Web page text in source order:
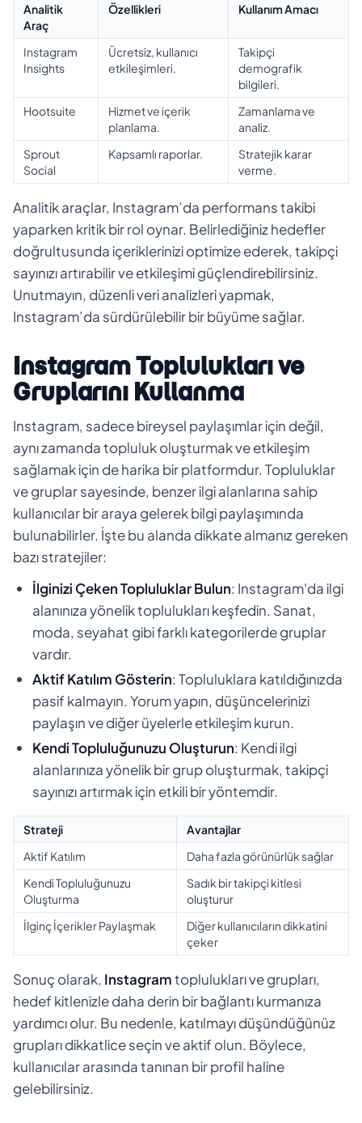
Analitik
Araç
Özellikleri Kullanım Amacı
Instagram
Insights
Ücretsiz, kullanıcı
etkileşimleri.
Takipçi
demografik
bilgileri.
Hootsuite
Hizmet ve içerik
planlama.
Zamanlama ve
analiz.
Sprout
Social
Kapsamlı raporlar.
Stratejik karar
verme.
Analitik araçlar, Instagram’da performans takibi
yaparken kritik bir rol oynar. Belirlediğiniz hedefler
doğrultusunda içeriklerinizi optimize ederek, takipçi
sayınızı artırabilir ve etkileşimi güçlendirebilirsiniz.
Unutmayın, düzenli veri analizleri yapmak,
Instagram’da sürdürülebilir bir büyüme sağlar.
Instagram Toplulukları ve
Gruplarını Kullanma
Instagram, sadece bireysel paylaşımlar için değil,
aynı zamanda topluluk oluşturmak ve etkileşim
sağlamak için de harika bir platformdur. Topluluklar
ve gruplar sayesinde, benzer ilgi alanlarına sahip
kullanıcılar bir araya gelerek bilgi paylaşımında
bulunabilirler. İşte bu alanda dikkate almanız gereken
bazı stratejiler:
İlginizi Çeken Topluluklar Bulun: Instagram'da ilgi
alanınıza yönelik toplulukları keşfedin. Sanat,
moda, seyahat gibi farklı kategorilerde gruplar
vardır.
Aktif Katılım Gösterin: Topluluklara katıldığınızda
pasif kalmayın. Yorum yapın, düşüncelerinizi
paylaşın ve diğer üyelerle etkileşim kurun.
Kendi Topluluğunuzu Oluşturun: Kendi ilgi
alanlarınıza yönelik bir grup oluşturmak, takipçi
sayınızı artırmak için etkili bir yöntemdir.
Strateji
Avantajlar
Aktif Katılım
Daha fazla görünürlük sağlar
Kendi Topluluğunuzu
Oluşturma
Sadık bir takipçi kitlesi
oluşturur
İlginç İçerikler Paylaşmak
Diğer kullanıcıların dikkatini
çeker
Sonuç olarak, Instagramtoplulukları ve grupları,
hedef kitlenizle daha derin bir bağlantı kurmanıza
yardımcı olur. Bu nedenle, katılmayı düşündüğünüz
grupları dikkatlice seçin ve aktif olun. Böylece,
kullanıcılar arasında tanınan bir profil haline
gelebilirsiniz.